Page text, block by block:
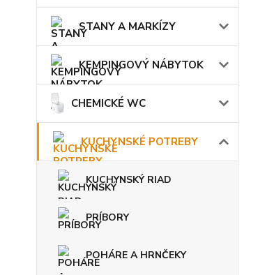
STANY A MARKÍZY
KEMPINGOVÝ NÁBYTOK
CHEMICKÉ WC
KUCHYNSKÉ POTREBY
KUCHYNSKÝ RIAD
PRÍBORY
POHÁRE A HRNČEKY